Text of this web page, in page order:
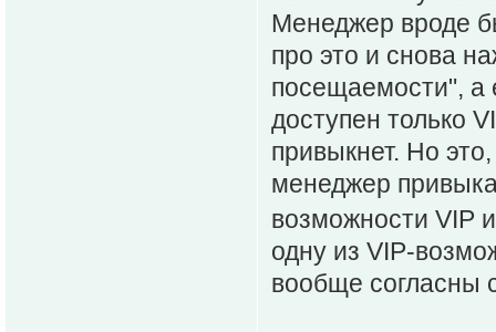
Менеджер вроде
про это и снова
посещаемости", а
доступен только
привыкнет. Но
менеджер
возможности VIP
одну из VIP-
вообще согласны